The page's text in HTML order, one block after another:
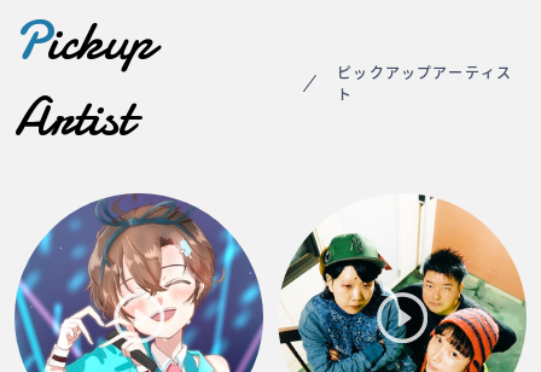
Pickup
Artist
ピックアップアーティス
ト